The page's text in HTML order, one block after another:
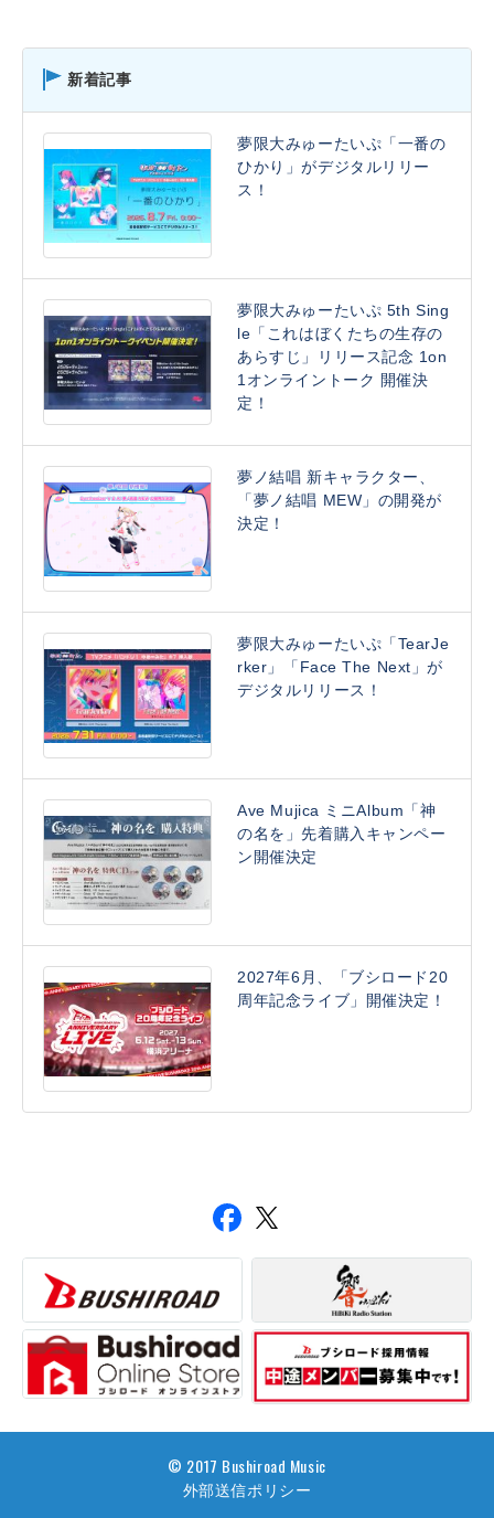
新着記事
夢限大みゅーたいぷ「一番の
ひかり」がデジタルリリー
ス！
夢限大みゅーたいぷ 5th Sing
le「これはぼくたちの生存の
あらすじ」リリース記念 1on
1オンライントーク 開催決
定！
夢ノ結唱 新キャラクター、
「夢ノ結唱 MEW」の開発が
決定！
夢限大みゅーたいぷ「TearJe
rker」「Face The Next」が
デジタルリリース！
Ave Mujica ミニAlbum「神
の名を」先着購入キャンペー
ン開催決定
2027年6月、「ブシロード20
周年記念ライブ」開催決定！
© 2017 Bushiroad Music
外部送信ポリシー